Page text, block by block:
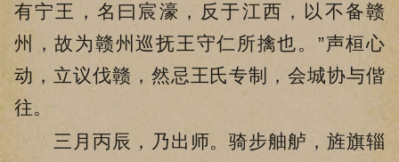
有宁王，名曰宸濠，反于江西，以不备赣
州，故为赣州巡抚王守仁所擒也。”声桓心
动，立议伐赣，然忌王氏专制，会城协与偕
往。
三月丙辰，乃出师。骑步舳舻，旌旗辎